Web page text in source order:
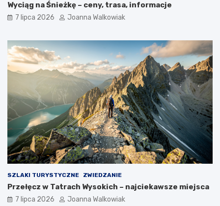
Wyciąg na Śnieżkę – ceny, trasa, informacje
7 lipca 2026 Joanna Walkowiak
SZLAKI TURYSTYCZNE ZWIEDZANIE
Przełęcz w Tatrach Wysokich – najciekawsze miejsca
7 lipca 2026 Joanna Walkowiak